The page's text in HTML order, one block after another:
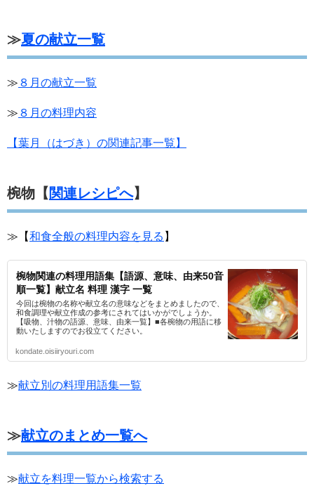
≫夏の献立一覧
≫ ８月の献立一覧
≫ ８月の料理内容
【葉月（はづき）の関連記事一覧】
椀物【 関連レシピへ】
≫【和食全般の料理内容を見る 】
椀物関連の料理用語集【語源、意味、由来50音
順一覧】献立名 料理 漢字 一覧
今回は椀物の名称や献立名の意味などをまとめましたので、
和食調理や献立作成の参考にされてはいかがでしょうか。
【吸物、汁物の語源、意味、由来一覧】■各椀物の用語に移
動いたしますのでお役立てください。
kondate.oisiiryouri.com
≫献立別の料理用語集一覧
≫献立のまとめ一覧へ
≫献立を料理一覧から検索する